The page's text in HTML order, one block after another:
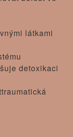
látkami
detoxikaci